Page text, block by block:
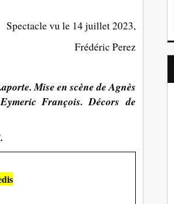
Spectacle vu le 14 juillet 2023,
Frédéric Perez
Mise en scène de Agnès
François. Décors de